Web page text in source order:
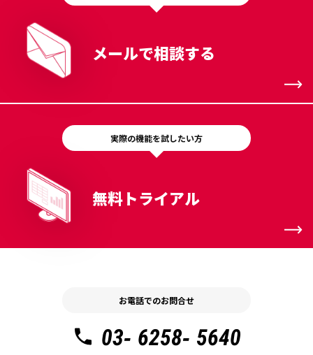
メールで相談する
実際の機能を試したい方
無料トライアル
お電話でのお問合せ
03- 6258- 5640